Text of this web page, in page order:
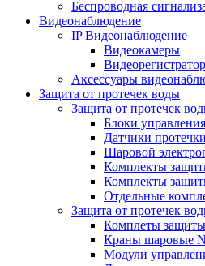
Беспроводная
Видеонаблюдение
IP Видеонаблюдение
Видеокамеры
Аксессуары
Защита от протечек воды
Защита от протечек
Блоки
Датчики
Шаровой
Комплекты
Комплекты
Отдельные
Защита от протечек
Комплеты
Краны шаровые
Модули